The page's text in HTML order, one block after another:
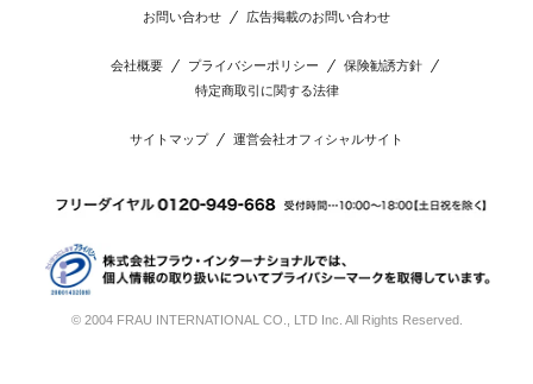
お問い合わせ
広告掲載のお問い合わせ
会社概要 プライバシーポリシー
保険勧誘方針
特定商取引に関する法律
サイトマップ 運営会社オフィシャルサイト
© 2004 FRAU INTERNATIONAL CO., LTD Inc. All Rights Reserved.